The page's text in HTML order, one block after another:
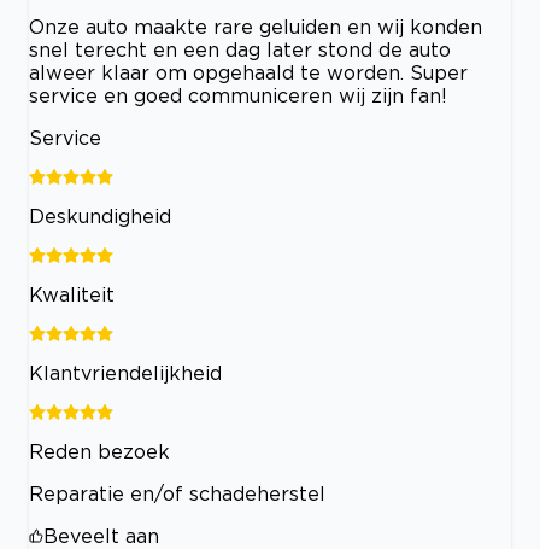
Onze auto maakte rare geluiden en wij konden
snel terecht en een dag later stond de auto
alweer klaar om opgehaald te worden. Super
service en goed communiceren wij zijn fan!
Service
Deskundigheid
Kwaliteit
Klantvriendelijkheid
Reden bezoek
Reparatie en/of schadeherstel
Beveelt aan